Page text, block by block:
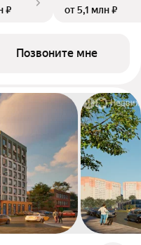
₽
от 5,1 млн ₽
Позвоните мне